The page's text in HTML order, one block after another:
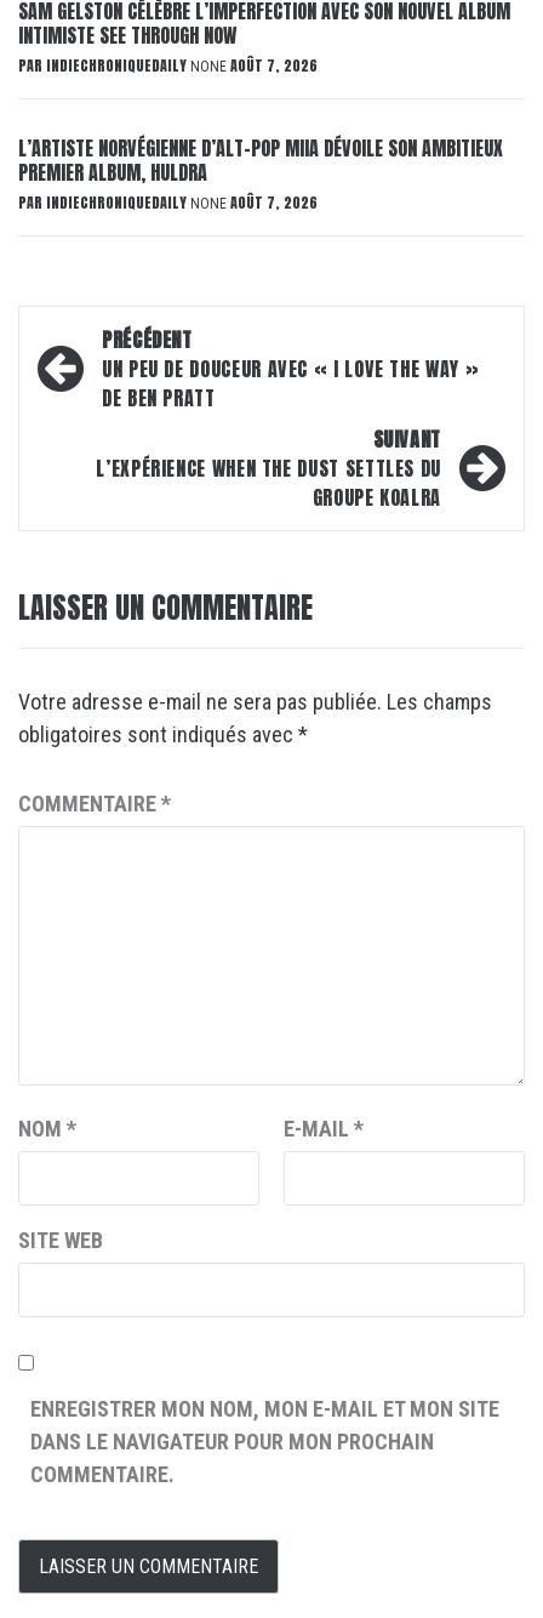
SAM GELSTON CÉLÈBRE L’IMPERFECTION AVEC SON NOUVEL ALBUM
INTIMISTE SEE THROUGH NOW
PAR INDIECHRONIQUEDAILY NONE AOÛT 7, 2026
L’ARTISTE NORVÉGIENNE D’ALT-POP MIIA DÉVOILE SON AMBITIEUX
PREMIER ALBUM, HULDRA
PAR INDIECHRONIQUEDAILY NONE AOÛT 7, 2026
Navigation
d’article
PRÉCÉDENT
UN PEU DE DOUCEUR AVEC « I LOVE THE WAY »
DE BEN PRATT
SUIVANT
L’EXPÉRIENCE WHEN THE DUST SETTLES DU
GROUPE KOALRA
LAISSER UN COMMENTAIRE
Votre adresse e-mail ne sera pas publiée. Les champs
obligatoires sont indiqués avec *
COMMENTAIRE*
NOM * E-MAIL *
SITE WEB
ENREGISTRER MON NOM, MON E-MAIL ET MON SITE
DANS LE NAVIGATEUR POUR MON PROCHAIN
COMMENTAIRE.